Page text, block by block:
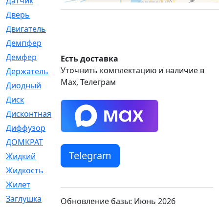
Дверь
Двигатель
Демпфер
Демфер
[1]
Держатель
[5]
Диодный
[3]
Диск
[418]
Дисконтная
[1]
Диффузор
[1]
ДОМКРАТ
[1]
Жидкий
[5]
Жидкость
[80]
Жилет
[1]
Заглушка
[21]
Есть доставка
Уточнить комплектацию и наличие в
Max, Телеграм
Telegram
Обновление базы: Июнь 2026